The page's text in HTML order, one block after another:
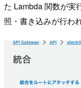
た Lambda 関数が実
照・書き込みが行わ